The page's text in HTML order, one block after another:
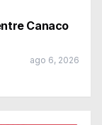
Canaco
ago 6, 2026